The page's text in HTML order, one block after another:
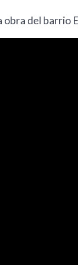
obra del barrio